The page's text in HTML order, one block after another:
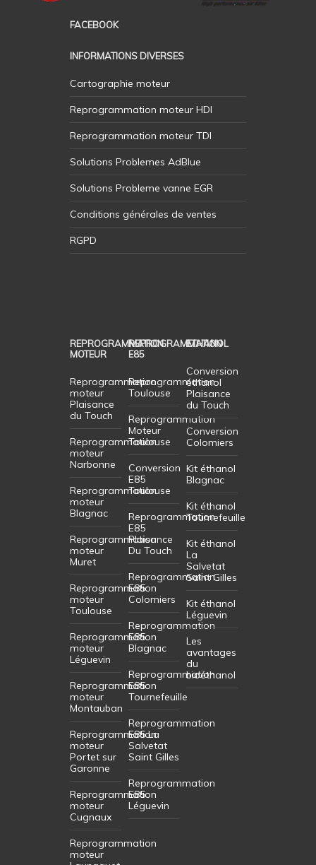
FACEBOOK
INFORMATIONS DIVERSES
Cartographie moteur
Reprogrammation moteur HDI
Reprogrammation moteur TDI
Solutions Problemes AdBlue
Solutions Probleme vanne EGR
Conditions générales de ventes
RGPD
REPROGRAMMATION
MOTEUR
Reprogrammation
moteur
Plaisance
du Touch
Reprogrammation
moteur
Narbonne
Reprogrammation
moteur
Blagnac
Reprogrammation
moteur
Muret
Reprogrammation
moteur
Toulouse
Reprogrammation
moteur
Léguevin
Reprogrammation
moteur
Montauban
Reprogrammation
moteur
Portet sur
Garonne
Reprogrammation
moteur
Cugnaux
Reprogrammation
moteur
REPROGRAMMATION
E85
Reprogrammation
Toulouse
Reprogrammation
Moteur
Toulouse
Conversion
E85
Toulouse
Reprogrammation
E85
Plaisance
Du Touch
Reprogrammation
E85
Colomiers
Reprogrammation
E85
Blagnac
Reprogrammation
E85
Tournefeuille
Reprogrammation
E85 La
Salvetat
Saint Gilles
Reprogrammation
E85
Léguevin
ETHANOL
Conversion
éthanol
Plaisance
du Touch
Conversion
Colomiers
Kit éthanol
Blagnac
Kit éthanol
Tournefeuille
Kit éthanol
La
Salvetat
Saint Gilles
Kit éthanol
Léguevin
Les
avantages
du
bioéthanol